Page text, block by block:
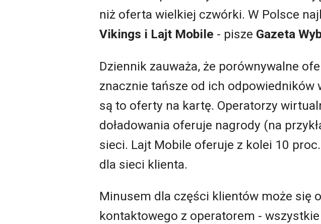
niż oferta wielkiej czwórki. W Polsce
Vikings i Lajt Mobile - pisze Gazeta
Dziennik zauważa, że porównywalne
znacznie tańsze od ich
są to oferty na kartę. Operatorzy
doładowania oferuje nagrody (na
sieci. Lajt Mobile oferuje z kolei 10
dla sieci klienta.
Minusem dla części klientów może się
kontaktowego z operatorem -